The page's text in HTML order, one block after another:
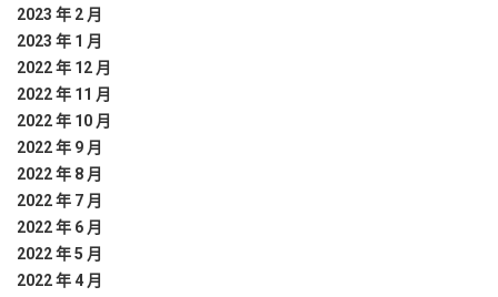
2023 年 2 月
2023 年 1 月
2022 年 12 月
2022 年 11 月
2022 年 10 月
2022 年 9 月
2022 年 8 月
2022 年 7 月
2022 年 6 月
2022 年 5 月
2022 年 4 月